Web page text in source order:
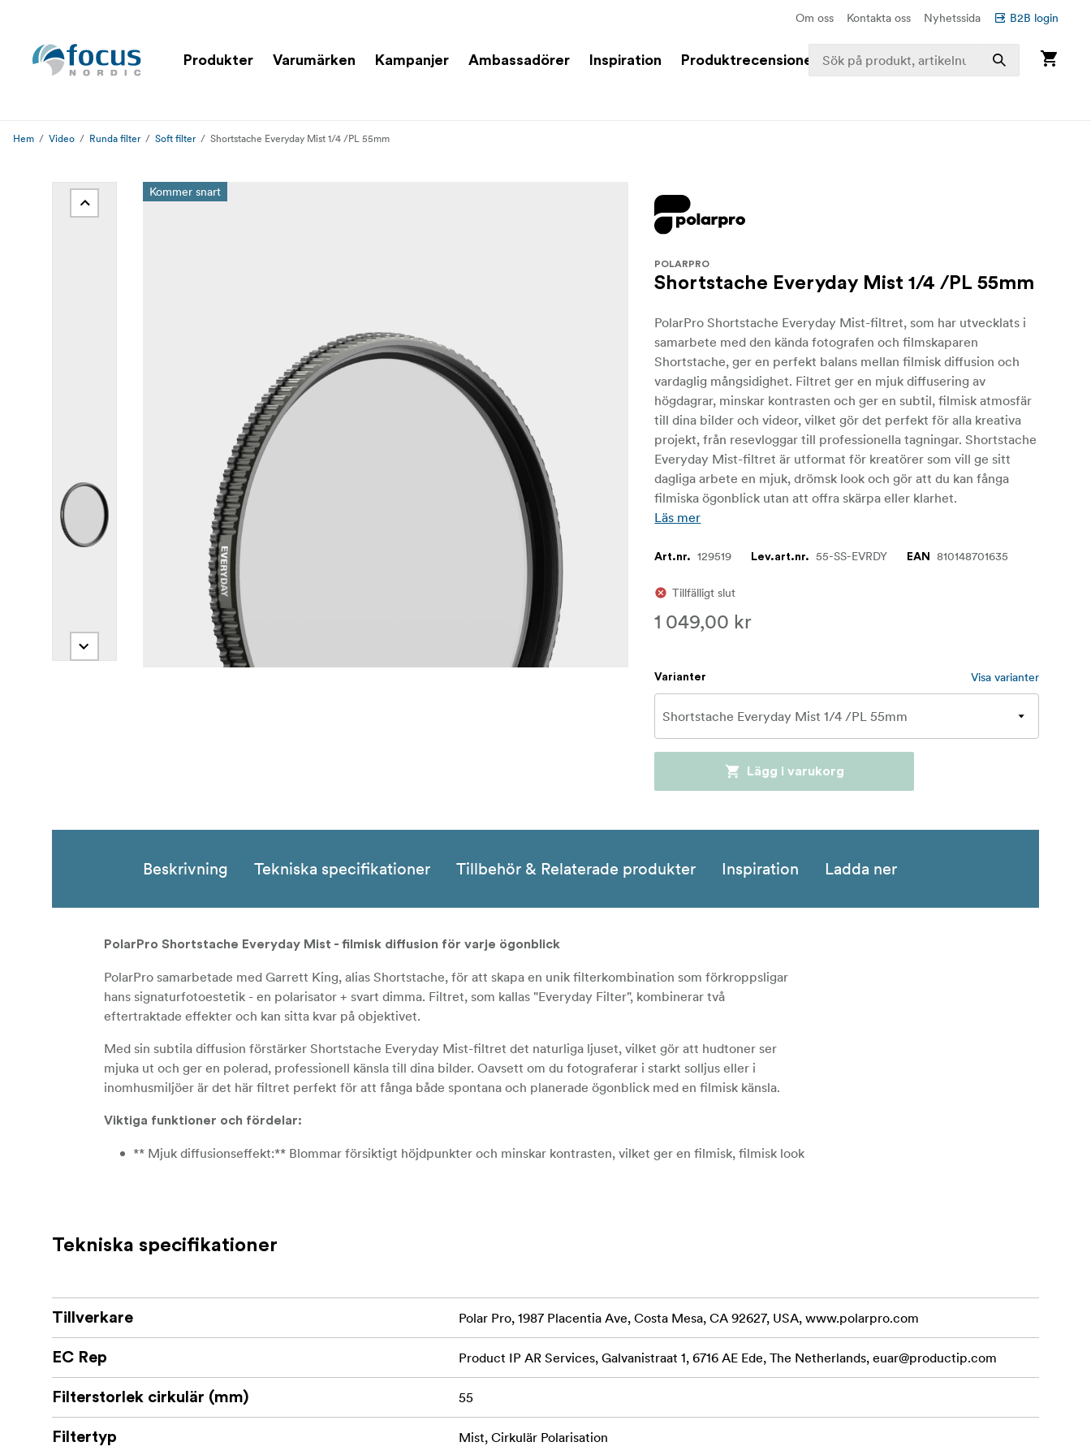
Om oss Kontakta oss Nyhetssida B2B login
Produkter Varumärken Kampanjer Ambassadörer Inspiration Produktrecensioner
Hem Video Runda filter Soft filter Shortstache Everyday Mist 1/4 /PL 55mm
Kommer snart
POLARPRO
Shortstache Everyday Mist 1/4 /PL 55mm
PolarPro Shortstache Everyday Mist-filtret, som har utvecklats i
samarbete med den kända fotografen och filmskaparen
Shortstache, ger en perfekt balans mellan filmisk diffusion och
vardaglig mångsidighet. Filtret ger en mjuk diffusering av
högdagrar, minskar kontrasten och ger en subtil, filmisk atmosfär
till dina bilder och videor, vilket gör det perfekt för alla kreativa
projekt, från resevloggar till professionella tagningar. Shortstache
Everyday Mist-filtret är utformat för kreatörer som vill ge sitt
dagliga arbete en mjuk, drömsk look och gör att du kan fånga
filmiska ögonblick utan att offra skärpa eller klarhet.
Läs mer
Art.nr. 129519 Lev.art.nr. 55-SS-EVRDY EAN 810148701635
Tillfälligt slut
1 049,00 kr
Varianter Visa varianter
Lägg i varukorg
Beskrivning Tekniska specifikationer Tillbehör & Relaterade produkter Inspiration Ladda ner
PolarPro Shortstache Everyday Mist - filmisk diffusion för varje ögonblick
PolarPro samarbetade med Garrett King, alias Shortstache, för att skapa en unik filterkombination som förkroppsligar
hans signaturfotoestetik - en polarisator + svart dimma. Filtret, som kallas "Everyday Filter", kombinerar två
eftertraktade effekter och kan sitta kvar på objektivet.
Med sin subtila diffusion förstärker Shortstache Everyday Mist-filtret det naturliga ljuset, vilket gör att hudtoner ser
mjuka ut och ger en polerad, professionell känsla till dina bilder. Oavsett om du fotograferar i starkt solljus eller i
inomhusmiljöer är det här filtret perfekt för att fånga både spontana och planerade ögonblick med en filmisk känsla.
Viktiga funktioner och fördelar:
** Mjuk diffusionseffekt:** Blommar försiktigt höjdpunkter och minskar kontrasten, vilket ger en filmisk, filmisk look
** Ren optisk klarhet:** Tillverkad med PolarPros högkvalitativa glas för optimal skärpa och färgnoggrannhet, vilket
Lätt men ändå tålig aluminiumkonstruktion av flyg- och rymdkvalitet, utformad för enkel
användning i alla fotograferingsmiljöer med en smidig, pålitlig passform.
** Rep- och vattenbeständigt:** Byggt för att motstå daglig användning, detta filter är belagt för att motstå repor
och avvisa vatten, vilket garanterar långvarig prestanda.
Tillpassat bärfodral ingår:Filtret levereras med ett skyddsfodral, vilket säkerställer att det förblir säkert under
Tekniska specifikationer
Tillverkare Polar Pro, 1987 Placentia Ave, Costa Mesa, CA 92627, USA, www.polarpro.com
EC Rep Product IP AR Services, Galvanistraat 1, 6716 AE Ede, The Netherlands, euar@productip.com
Filterstorlek cirkulär (mm) 55
Filtertyp Mist, Cirkulär Polarisation